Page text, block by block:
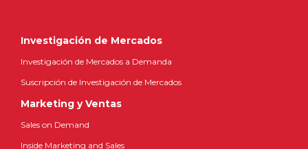
Investigación de Mercados
Investigación de Mercados a Demanda
Suscripción de Investigación de Mercados
Marketing y Ventas
Sales on Demand
Inside Marketing and Sales